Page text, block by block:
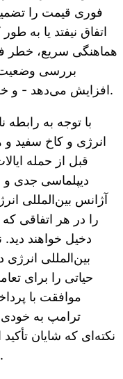
فوری قیمت را
اتفاق نیفتد یا به
هماهنگی سریع، خطر
بررسی وضعیت
افزایش می‌دهد - و خطر تورم دردناک قیمت را بالا می‌برد.
با توجه به
انرژی و کاخ سفید
قبل از حمله
دیپلماسی جدی و
آژانس بین‌المللی
را در هر اتفاقی
دخیل خواهند
بین‌المللی
حیاتی را برای
موافقت با
ترامپ به خودی
نکته‌ای که شایان
هر شریک اروپایی محتاطی کمک کند.